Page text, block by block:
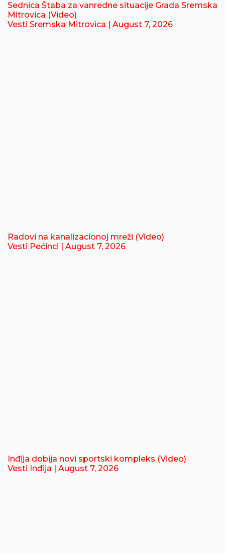
Sednica Štaba za vanredne situacije Grada Sremska
Mitrovica (Video)
Vesti Sremska Mitrovica | August 7, 2026
Radovi na kanalizacionoj mreži (Video)
Vesti Pećinci | August 7, 2026
Inđija dobija novi sportski kompleks (Video)
Vesti Inđija | August 7, 2026